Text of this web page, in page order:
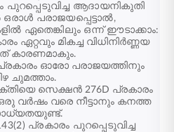
പുറപ്പെടുവിച്ച ആദായനികുതി
പരാജയപ്പെട്ടാൽ,
ഏതെങ്കിലും ഒന്ന് ഈടാക്കാം:
ഏറ്റവും മികച്ച വിധിനിർണ്ണയ
കാരണമാകും.
ഓരോ പരാജയത്തിനും
ചുമത്താം.
സെക്ഷൻ 276D പ്രകാരം
ഒരു വർഷം വരെ നീട്ടാനും കനത്ത
പ്രകാരം പുറപ്പെടുവിച്ച